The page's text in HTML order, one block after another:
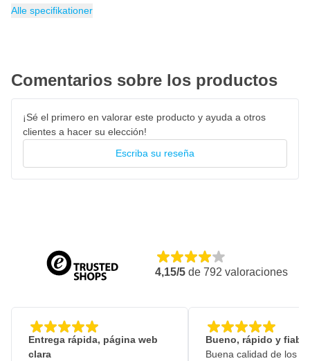
Fuente de alimentación
Cuadrado de transmisión
Consumo de aire
Peso 1.28 kg
Velocidad máxima
Velocidad mínima de rotación
Categoría
Alle specifikationer
Comentarios sobre los productos
¡Sé el primero en valorar este producto y ayuda a otros
clientes a hacer su elección!
Escriba su reseña
4,15/5 de 792 valoraciones
Entrega rápida, página web
clara
Bueno, rápido y fiable
Buena calidad de los